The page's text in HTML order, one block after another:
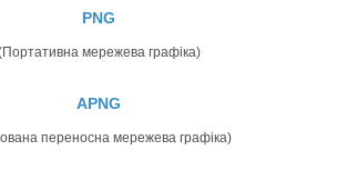
PNG
мережева графіка)
APNG
переносна мережева графіка)